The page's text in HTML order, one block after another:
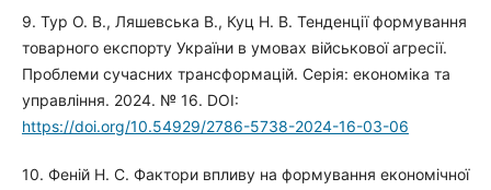
9. Тур О. В., Ляшевська В., Куц Н. В. Тенденції формування
товарного експорту України в умовах військової агресії.
Проблеми сучасних трансформацій. Серія: економіка та
управління. 2024. № 16. DOI:
https://doi.org/10.54929/2786-5738-2024-16-03-06
10. Феній Н. С. Фактори впливу на формування економічної